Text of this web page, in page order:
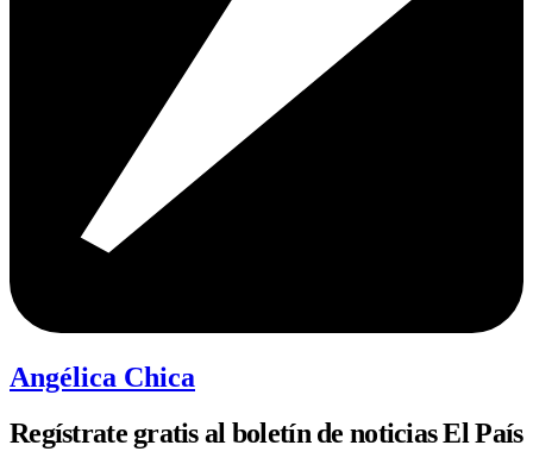
Angélica Chica
Regístrate gratis al boletín de noticias El País